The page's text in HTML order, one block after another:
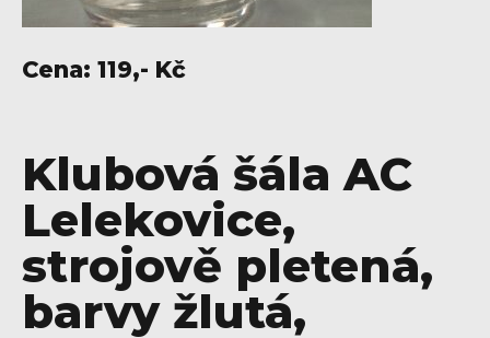
Cena: 119,- Kč
Klubová šála AC
Lelekovice,
strojově pletená,
barvy žlutá,